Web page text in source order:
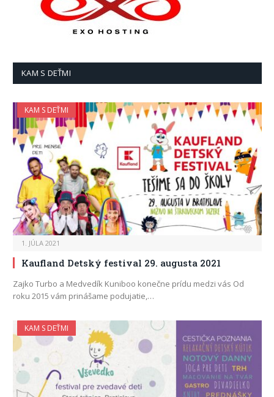
KAM S DEŤMI
KAM S DEŤMI
1. JÚLA 2021
Kaufland Detský festival 29. augusta 2021
Zajko Turbo a Medvedík Kuniboo konečne prídu medzi vás Od
roku 2015 vám prinášame podujatie,…
KAM S DEŤMI